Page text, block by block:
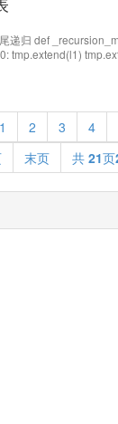
递归 def
tmp.extend(l1)
1 2 3 4
末页 共 21页